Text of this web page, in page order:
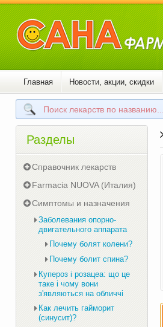
Главная Новости, акции, скидки
Разделы
Справочник лекарств
Farmacia NUOVA (Италия)
Симптомы и назначения
Заболевания опорно-
двигательного аппарата
Почему болят колени?
Почему болит спина?
Купероз і розацеа: що це
таке і чому вони
з'являються на обличчі
Как лечить гайморит
(синусит)?